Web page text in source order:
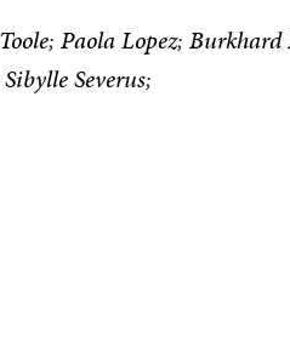
Paola Lopez Burkhard
Sibylle Severus